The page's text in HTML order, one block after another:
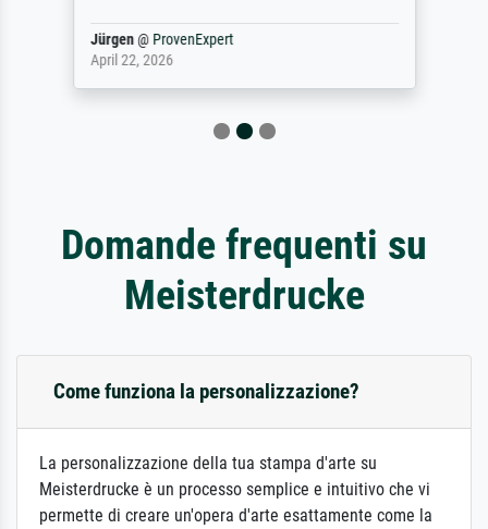
Jürgen@ ProvenExpert
April 22, 2026
Domande frequenti su
Meisterdrucke
Come funziona la personalizzazione?
La personalizzazione della tua stampa d'arte su
Meisterdrucke è un processo semplice e intuitivo che vi
permette di creare un'opera d'arte esattamente come la